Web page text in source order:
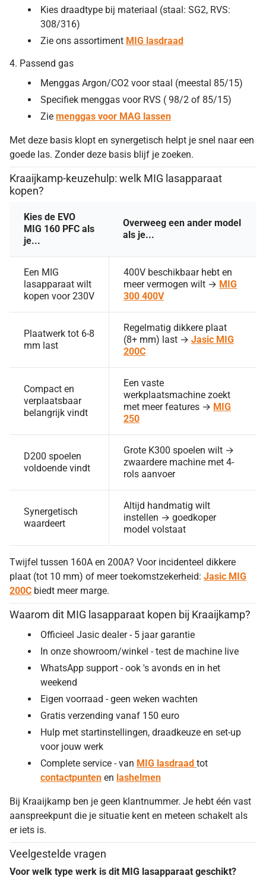
Kies draadtype bij materiaal (staal: SG2, RVS:
308/316)
Zie ons assortiment MIG lasdraad
4. Passend gas
Menggas Argon/CO2 voor staal (meestal 85/15)
Specifiek menggas voor RVS ( 98/2 of 85/15)
Zie menggas voor MAG lassen
Met deze basis klopt en synergetisch helpt je snel naar een
goede las. Zonder deze basis blijf je zoeken.
Kraaijkamp-keuzehulp: welk MIG lasapparaat
kopen?
Kies de EVO
MIG 160 PFC als
je...
Overweeg een ander model
als je...
Een MIG
lasapparaat wilt
kopen voor 230V
400V beschikbaar hebt en
meer vermogen wilt → MIG
300 400V
Plaatwerk tot 6-8
mm last
Regelmatig dikkere plaat
(8+ mm) last → Jasic MIG
200C
Compact en
verplaatsbaar
belangrijk vindt
Een vaste
werkplaatsmachine zoekt
met meer features → MIG
250
D200 spoelen
voldoende vindt
Grote K300 spoelen wilt →
zwaardere machine met 4-
rols aanvoer
Synergetisch
waardeert
Altijd handmatig wilt
instellen → goedkoper
model volstaat
Twijfel tussen 160A en 200A? Voor incidenteel dikkere
plaat (tot 10 mm) of meer toekomstzekerheid: Jasic MIG
200C biedt meer marge.
Waarom dit MIG lasapparaat kopen bij Kraaijkamp?
Officieel Jasic dealer - 5 jaar garantie
In onze showroom/winkel - test de machine live
WhatsApp support - ook 's avonds en in het
weekend
Eigen voorraad - geen weken wachten
Gratis verzending vanaf 150 euro
Hulp met startinstellingen, draadkeuze en set-up
voor jouw werk
Complete service - van MIG lasdraad tot
contactpunten en lashelmen
Bij Kraaijkamp ben je geen klantnummer. Je hebt één vast
aanspreekpunt die je situatie kent en meteen schakelt als
er iets is.
Veelgestelde vragen
Voor welk type werk is dit MIG lasapparaat geschikt?